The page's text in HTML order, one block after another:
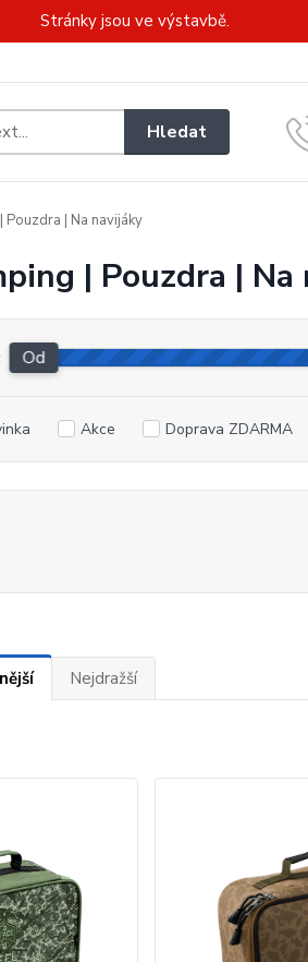
Stránky jsou ve výstavbě.
Hledat
Pouzdra | Na navijáky
| Pouzdra | Na
Od
Akce Doprava ZDARMA
Nejdražší